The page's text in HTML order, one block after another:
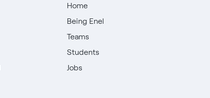
Home
Being Enel
Teams
Students
Jobs